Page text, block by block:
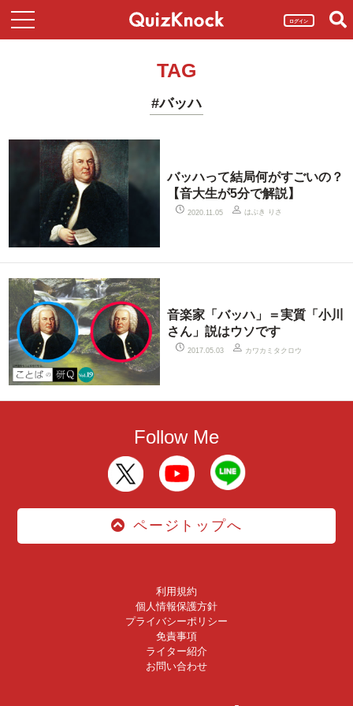
ログイン
TAG
#バッハ
バッハって結局何がすごいの？
【音大生が5分で解説】
2020.11.05 はぶき りさ
音楽家「バッハ」＝実質「小川
さん」説はウソです
2017.05.03 カワカミタクロウ
Follow Me
ページトップへ
利用規約
個人情報保護方針
プライバシーポリシー
免責事項
ライター紹介
お問い合わせ